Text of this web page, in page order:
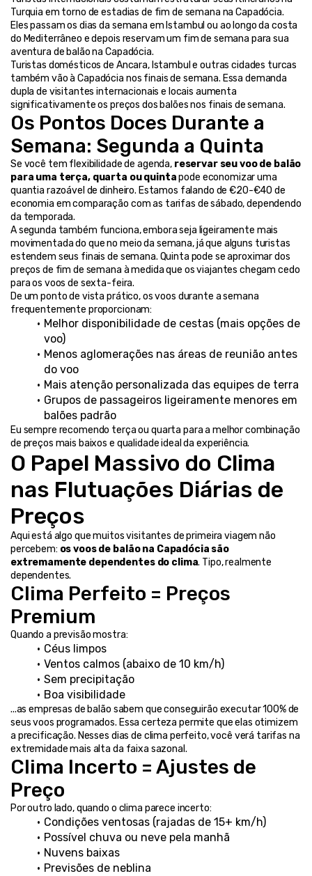
Turquia em torno de estadias de fim de semana na Capadócia.
Eles passam os dias da semana em Istambul ou ao longo da costa
do Mediterrâneo e depois reservam um fim de semana para sua
aventura de balão na Capadócia.
Turistas domésticos de Ancara, Istambul e outras cidades turcas
também vão à Capadócia nos finais de semana. Essa demanda
dupla de visitantes internacionais e locais aumenta
significativamente os preços dos balões nos finais de semana.
Os Pontos Doces Durante a
Semana: Segunda a Quinta
Se você tem flexibilidade de agenda, reservar seu voo de balão
para uma terça, quarta ou quinta pode economizar uma
quantia razoável de dinheiro. Estamos falando de €20-€40 de
economia em comparação com as tarifas de sábado, dependendo
da temporada.
A segunda também funciona, embora seja ligeiramente mais
movimentada do que no meio da semana, já que alguns turistas
estendem seus finais de semana. Quinta pode se aproximar dos
preços de fim de semana à medida que os viajantes chegam cedo
para os voos de sexta-feira.
De um ponto de vista prático, os voos durante a semana
frequentemente proporcionam:
Melhor disponibilidade de cestas (mais opções de
voo)
Menos aglomerações nas áreas de reunião antes
do voo
Mais atenção personalizada das equipes de terra
Grupos de passageiros ligeiramente menores em
balões padrão
Eu sempre recomendo terça ou quarta para a melhor combinação
de preços mais baixos e qualidade ideal da experiência.
O Papel Massivo do Clima
nas Flutuações Diárias de
Preços
Aqui está algo que muitos visitantes de primeira viagem não
percebem: os voos de balão na Capadócia são
extremamente dependentes do clima. Tipo, realmente
dependentes.
Clima Perfeito = Preços
Premium
Quando a previsão mostra:
Céus limpos
Ventos calmos (abaixo de 10 km/h)
Sem precipitação
Boa visibilidade
...as empresas de balão sabem que conseguirão executar 100% de
seus voos programados. Essa certeza permite que elas otimizem
a precificação. Nesses dias de clima perfeito, você verá tarifas na
extremidade mais alta da faixa sazonal.
Clima Incerto = Ajustes de
Preço
Por outro lado, quando o clima parece incerto:
Condições ventosas (rajadas de 15+ km/h)
Possível chuva ou neve pela manhã
Nuvens baixas
Previsões de neblina